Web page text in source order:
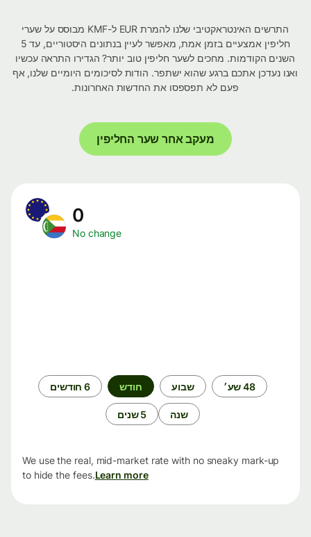
התרשים האינטראקטיבי שלנו להמרת EUR ל-KMF מבוסס על שערי
חליפין אמצעיים בזמן אמת, מאפשר לעיין בנתונים היסטוריים, עד 5
השנים הקודמות. מחכים לשער חליפין טוב יותר? הגדירו התראה עכשיו
ואנו נעדכן אתכם ברגע שהוא ישתפר. הודות לסיכומים היומיים שלנו, אף
פעם לא תפספסו את החדשות האחרונות.
מעקב אחר שער החליפין
No change
48 שע׳ שבוע חודש 6 חודשים
שנה 5 שנים
We use the real, mid-market rate with no sneaky mark-up
to hide the fees.Learn more